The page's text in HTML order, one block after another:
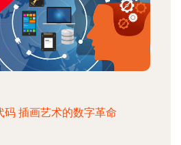
码 插画艺术的数字革命